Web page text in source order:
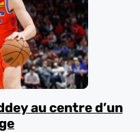
au centre d’un